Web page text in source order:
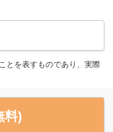
とを表すものであり、実際
料)